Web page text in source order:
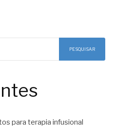
PESQUISAR
para terapia infusional